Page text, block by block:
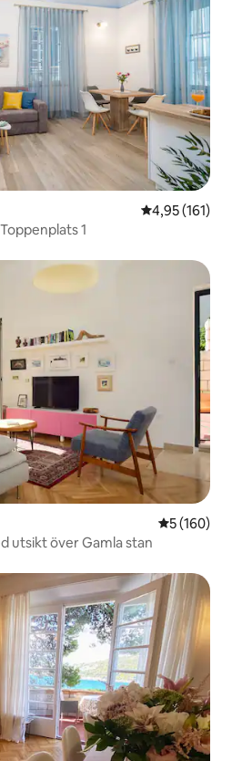
4,95 av 5 i
4,95 (161)
1
5 av 5 i
5 (160)
utsikt över Gamla stan